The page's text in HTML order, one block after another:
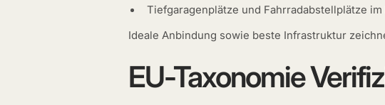
Tiefgaragenplätze und Fahrradabstellplätze im
Ideale Anbindung sowie beste Infrastruktur
EU-Taxonomie